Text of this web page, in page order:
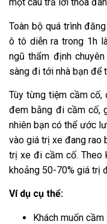
Toàn bộ quá trình
ô tô diễn ra trong 1h
ngũ thẩm định
sàng đi tới nhà bạn để
Tùy từng tiệm cầm
đem bằng đi cầm cố,
nhiên bạn có thể ước
vào giá trị xe đang rao
trị xe đi cầm cố. Theo
khoảng 50-70% giá trị
Ví dụ cụ thể:
Khách muốn